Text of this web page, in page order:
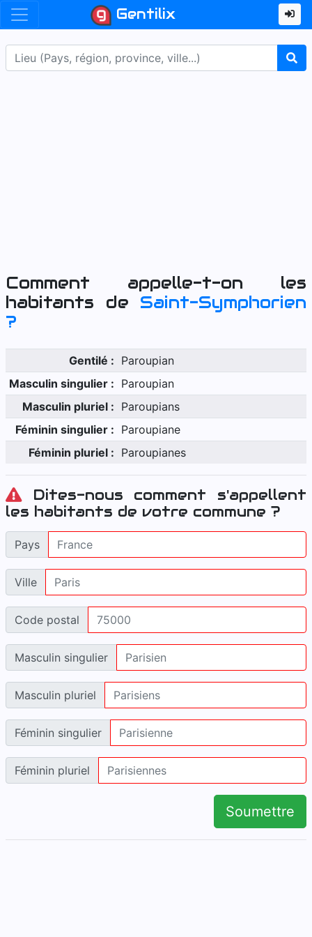
Gentilix
Comment appelle-t-on les
habitants de Saint-Symphorien
?
Gentilé : Paroupian
Masculin singulier : Paroupian
Masculin pluriel : Paroupians
Féminin singulier : Paroupiane
Féminin pluriel : Paroupianes
Dites-nous comment s'appellent
les habitants de votre commune ?
Pays
Ville
Code postal
Masculin singulier
Masculin pluriel
Féminin singulier
Féminin pluriel
Soumettre